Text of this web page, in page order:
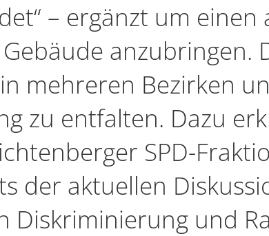
– ergänzt um einen
anzubringen.
mehreren Bezirken
zu entfalten. Dazu
SPD-
der aktuellen
Diskriminierung und